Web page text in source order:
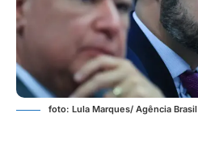
foto: Lula Marques/ Agência Brasil